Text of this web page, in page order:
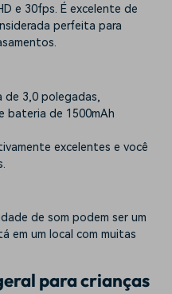
e 30fps. É excelente de
perfeita para
de 3,0 polegadas,
bateria de 1500mAh
excelentes e você
de som podem ser um
em um local com muitas
para crianças